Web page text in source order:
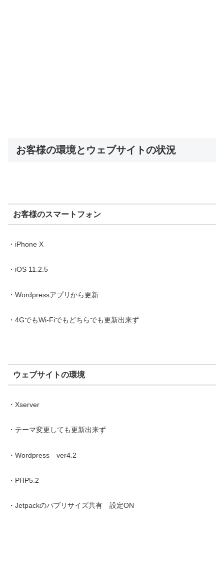
お客様の環境とウェブサイトの状況
お客様のスマートフォン
・iPhone X
・iOS 11.2.5
・Wordpressアプリから更新
・4GでもWi-Fiでもどちらでも更新出来ず
ウェブサイトの環境
・Xserver
・テーマ変更しても更新出来ず
・Wordpress ver4.2
・PHP5.2
・Jetpackのパブリサイズ共有 設定ON